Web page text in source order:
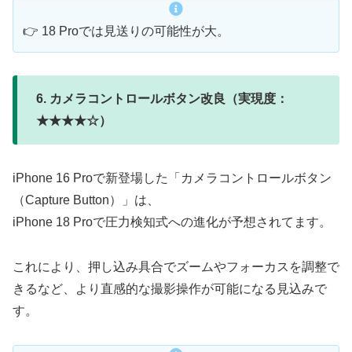
👉 18 Proでは見送りの可能性が大。
6. カメラコントロールボタン改良（実現度：
★★★★☆）
iPhone 16 Proで新登場した「カメラコントロールボタン
（Capture Button）」は、
iPhone 18 Proで圧力検知式への進化が予想されてます。
これにより、押し込み具合でズームやフォーカスを調整で
きるなど、より直感的な撮影操作が可能になる見込みで
す。